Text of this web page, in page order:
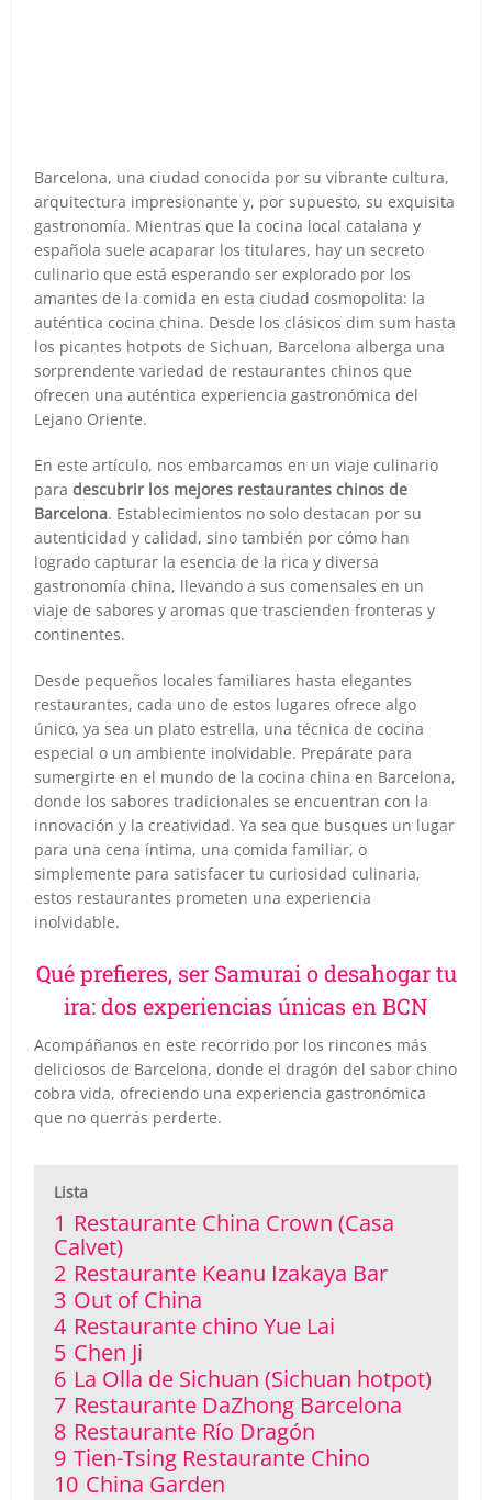
Barcelona, una ciudad conocida por su vibrante cultura,
arquitectura impresionante y, por supuesto, su exquisita
gastronomía. Mientras que la cocina local catalana y
española suele acaparar los titulares, hay un secreto
culinario que está esperando ser explorado por los
amantes de la comida en esta ciudad cosmopolita: la
auténtica cocina china. Desde los clásicos dim sum hasta
los picantes hotpots de Sichuan, Barcelona alberga una
sorprendente variedad de restaurantes chinos que
ofrecen una auténtica experiencia gastronómica del
Lejano Oriente.
En este artículo, nos embarcamos en un viaje culinario
paradescubrir los mejores restaurantes chinos de
Barcelona. Establecimientos no solo destacan por su
autenticidad y calidad, sino también por cómo han
logrado capturar la esencia de la rica y diversa
gastronomía china, llevando a sus comensales en un
viaje de sabores y aromas que trascienden fronteras y
continentes.
Desde pequeños locales familiares hasta elegantes
restaurantes, cada uno de estos lugares ofrece algo
único, ya sea un plato estrella, una técnica de cocina
especial o un ambiente inolvidable. Prepárate para
sumergirte en el mundo de la cocina china en Barcelona,
donde los sabores tradicionales se encuentran con la
innovación y la creatividad. Ya sea que busques un lugar
para una cena íntima, una comida familiar, o
simplemente para satisfacer tu curiosidad culinaria,
estos restaurantes prometen una experiencia
inolvidable.
Qué prefieres, ser Samurai o desahogar tu
ira: dos experiencias únicas en BCN
Acompáñanos en este recorrido por los rincones más
deliciosos de Barcelona, donde el dragón del sabor chino
cobra vida, ofreciendo una experiencia gastronómica
que no querrás perderte.
Lista
1 Restaurante China Crown (Casa
Calvet)
2 Restaurante Keanu Izakaya Bar
3 Out of China
4 Restaurante chino Yue Lai
5 Chen Ji
6 La Olla de Sichuan (Sichuan hotpot)
7 Restaurante DaZhong Barcelona
8 Restaurante Río Dragón
9 Tien-Tsing Restaurante Chino
10 China Garden